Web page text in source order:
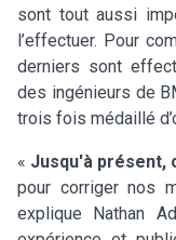
sont tout aussi
l’effectuer. Pour
derniers sont
des ingénieurs de
trois fois médaillé
« Jusqu'à présent,
pour corriger nos
explique Nathan